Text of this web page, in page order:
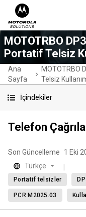
MOTOTRBO
Portatif Telsiz
Ana
Sayfa
MOTOTRBO
Telsiz
İçindekiler
Telefon
Son Güncelleme 1 Eki
Türkçe
Portatif telsizler
PCR M2025.03